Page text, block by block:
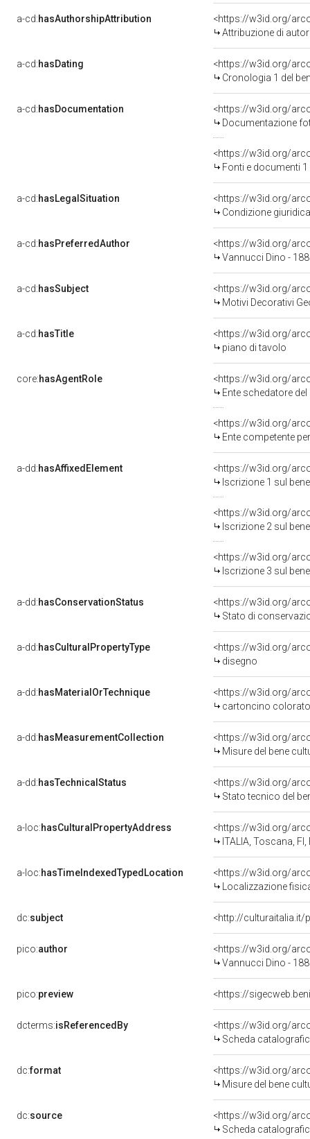
a-cd:hasAuthorshipAttribution
<https://w3id.org/
Attribuzione di
a-cd:hasDating
<https://w3id.org/
Cronologia 1 del
a-cd:hasDocumentation
Documentazione
<https://w3id.org/
Fonti e documenti
a-cd:hasLegalSituation
<https://w3id.org/
Condizione
a-cd:hasPreferredAuthor
<https://w3id.org/
Vannucci Dino -
a-cd:hasSubject
<https://w3id.org/
Motivi Decorativi
a-cd:hasTitle
<https://w3id.org/
piano di tavolo
core:hasAgentRole
<https://w3id.org/
Ente schedatore
<https://w3id.org/
Ente competente per tutela del
a-dd:hasAffixedElement
<https://w3id.org/
Iscrizione 1 sul
<https://w3id.org/
Iscrizione 2 sul
<https://w3id.org/
Iscrizione 3 sul
a-dd:hasConservationStatus
<https://w3id.org/
Stato di
a-dd:hasCulturalPropertyType
<https://w3id.org/
disegno
a-dd:hasMaterialOrTechnique
cartoncino
a-dd:hasMeasurementCollection
<https://w3id.org/
Misure del bene
a-dd:hasTechnicalStatus
<https://w3id.org/
Stato tecnico del
a-loc:hasCulturalPropertyAddress
<https://w3id.org/
ITALIA, Toscana, FI,
a-loc:hasTimeIndexedTypedLocation
<https://w3id.org/
Localizzazione
dc:subject <http://
pico:author
<https://w3id.org/
Vannucci Dino -
pico:preview <https://
dcterms:isReferencedBy
<https://w3id.org/
Scheda
dc:format
<https://w3id.org/
Misure del bene
dc:source
<https://w3id.org/
Scheda